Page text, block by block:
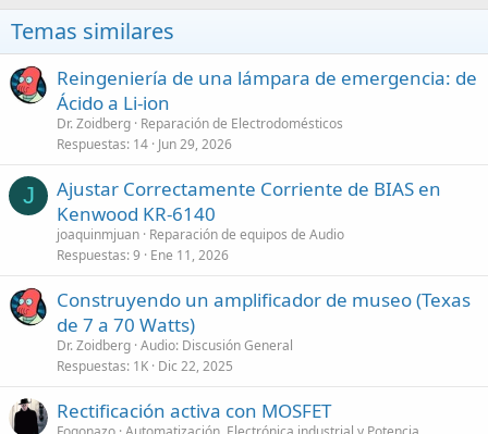
Temas similares
Reingeniería de una lámpara de emergencia: de
Ácido a Li-ion
Dr. Zoidberg Reparación de Electrodomésticos
Respuestas 14 Jun 29, 2026
J
Ajustar Correctamente Corriente de BIAS en
Kenwood KR-6140
joaquinmjuan Reparación de equipos de Audio
Respuestas 9 Ene 11, 2026
Construyendo un amplificador de museo (Texas
de 7 a 70 Watts)
Dr. Zoidberg Audio: Discusión General
Respuestas 1K Dic 22, 2025
Rectificación activa con MOSFET